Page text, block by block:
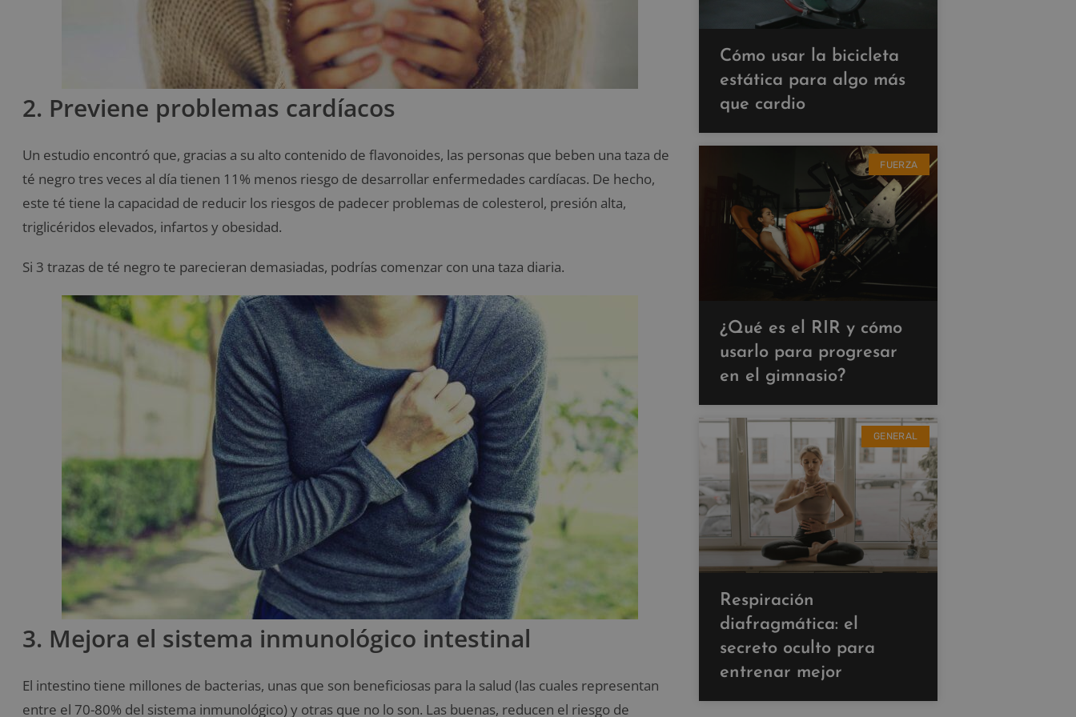
2. Previene problemas cardíacos
Un estudio encontró que, gracias a su alto contenido de flavonoides, las personas que beben una taza de
té negro tres veces al día tienen 11% menos riesgo de desarrollar enfermedades cardíacas. De hecho,
este té tiene la capacidad de reducir los riesgos de padecer problemas de colesterol, presión alta,
triglicéridos elevados, infartos y obesidad.
Si 3 trazas de té negro te parecieran demasiadas, podrías comenzar con una taza diaria.
3. Mejora el sistema inmunológico intestinal
El intestino tiene millones de bacterias, unas que son beneficiosas para la salud (las cuales representan
entre el 70-80% del sistema inmunológico) y otras que no lo son. Las buenas, reducen el riesgo de
Cómo usar la bicicleta
estática para algo más
que cardio
FUERZA
¿Qué es el RIR y cómo
usarlo para progresar
en el gimnasio?
GENERAL
Respiración
diafragmática: el
secreto oculto para
entrenar mejor